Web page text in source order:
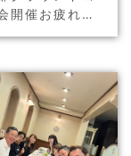
開催 お疲れ様